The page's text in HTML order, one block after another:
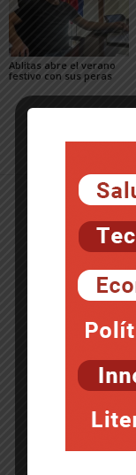
Ablitas abre el verano
festivo con sus peras